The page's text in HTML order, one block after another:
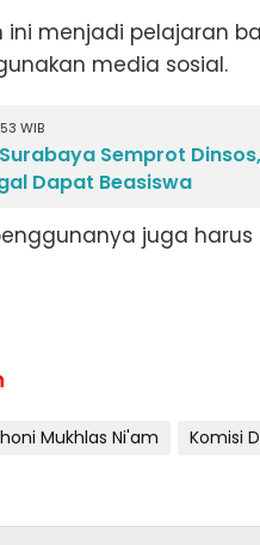
ini menjadi pelajaran
media sosial.
WIB
Surabaya Semprot
Dapat Beasiswa
juga harus
Mukhlas Ni'am Komisi